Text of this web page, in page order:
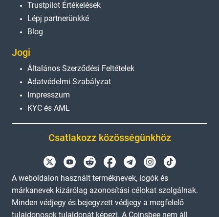
Trustpilot Értékelések
Lépj partnerünkké
Blog
Jogi
Általános Szerződési Feltételek
Adatvédelmi Szabályzat
Impresszum
KYC és AML
Csatlakozz közösségünkhöz
A weboldalon használt terméknevek, logók és
márkanevek kizárólag azonosítási célokat szolgálnak.
Minden védjegy és bejegyzett védjegy a megfelelő
tulajdonosok tulajdonát képezi. A Coinsbee nem áll